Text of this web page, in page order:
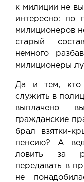
к милиции не
интересно: по
милиционеров
старый
немного
милиционеры
Да и тем, кто
служить в
выплачено
гражданские
брал взятки-
пенсию? А
ловить за
передавать в
не